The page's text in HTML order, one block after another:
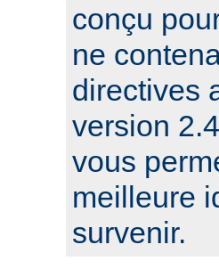
conçu
ne
directives
version
vous
meilleure
survenir.